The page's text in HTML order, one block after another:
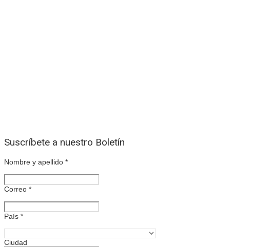
Suscríbete a nuestro Boletín
Nombre y apellido *
Correo *
País *
Ciudad